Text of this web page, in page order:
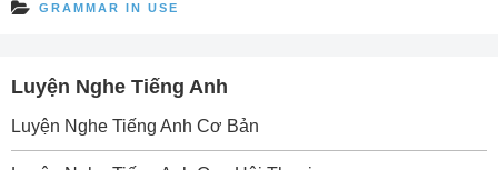
GRAMMAR IN USE
Luyện Nghe Tiếng Anh
Luyện Nghe Tiếng Anh Cơ Bản